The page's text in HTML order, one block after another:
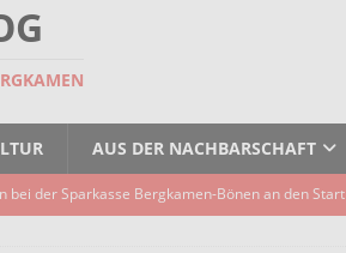
AUS DER NACHBARSCHAFT
bei der Sparkasse Bergkamen-Bönen an den Start